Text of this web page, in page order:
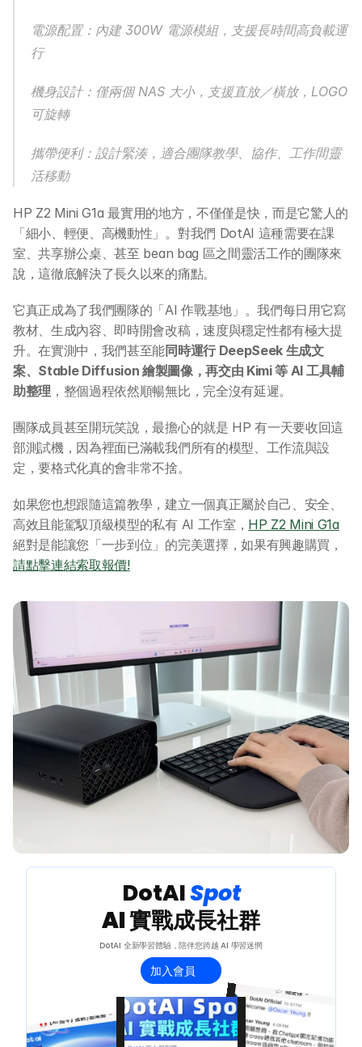
電源配置：內建 300W 電源模組，支援長時間高負載運
行
機身設計：僅兩個 NAS 大小，支援直放／橫放，LOGO
可旋轉
攜帶便利：設計緊湊，適合團隊教學、協作、工作間靈
活移動
HP Z2 Mini G1a 最實用的地方，不僅僅是快，而是它驚人的
「細小、輕便、高機動性」。對我們 DotAI 這種需要在課
室、共享辦公桌、甚至 bean bag 區之間靈活工作的團隊來
說，這徹底解決了長久以來的痛點。
它真正成為了我們團隊的「AI 作戰基地」。我們每日用它寫
教材、生成內容、即時開會改稿，速度與穩定性都有極大提
升。在實測中，我們甚至能同時運行 DeepSeek 生成文
案、Stable Diffusion 繪製圖像，再交由 Kimi 等 AI 工具輔
助整理 ，整個過程依然順暢無比，完全沒有延遲。
團隊成員甚至開玩笑說，最擔心的就是 HP 有一天要收回這
部測試機，因為裡面已滿載我們所有的模型、工作流與設
定，要格式化真的會非常不捨。
如果您也想跟隨這篇教學，建立一個真正屬於自己、安全、
高效且能駕馭頂級模型的私有 AI 工作室， HP Z2 Mini G1a
絕對是能讓您「一步到位」的完美選擇，如果有興趣購買，
請點擊連結索取報價!
DotAI Spot
AI 實戰成長社群
DotAI 全新學習體驗，陪伴您跨越 AI 學習迷惘
加入會員